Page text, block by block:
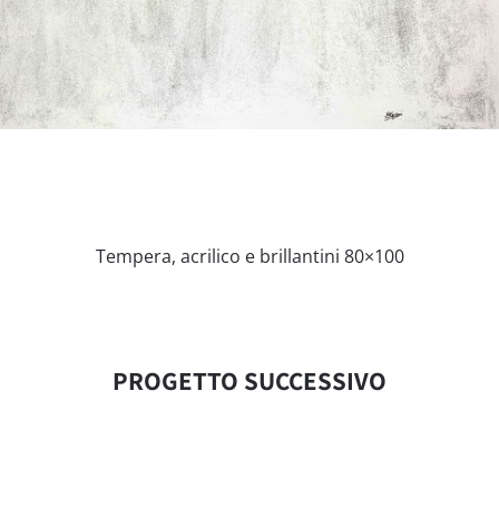
Tempera, acrilico e brillantini 80×100
PROGETTO SUCCESSIVO